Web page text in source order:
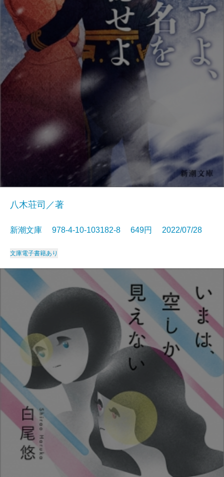
八木荘司／著
新潮文庫 978-4-10-103182-8 649円 2022/07/28
文庫電子書籍あり